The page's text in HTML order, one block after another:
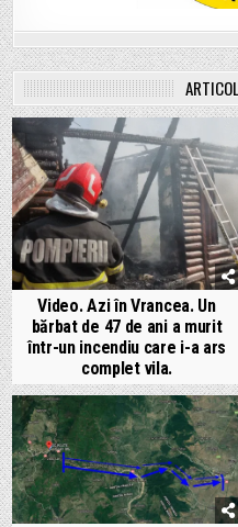
Video. Azi în Vrancea. Un
bărbat de 47 de ani a murit
într-un incendiu care i-a ars
complet vila.